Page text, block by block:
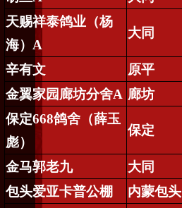
天赐祥泰鸽业（杨
海） A
大同
辛有文 原平
金翼家园廊坊分舍A 廊坊
保定668鸽舍（薛玉
彪）
保定
金马郭老九 大同
包头爱亚卡普公棚
内蒙包头